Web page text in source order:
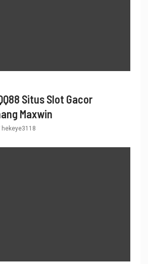
Situs Slot Gacor
Maxwin
hekeye3118